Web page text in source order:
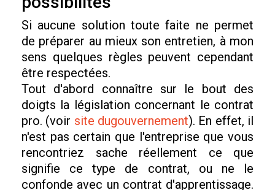
Si aucune solution toute faite ne permet
de préparer au mieux son entretien, à mon
sens quelques règles peuvent cependant
être respectées.
Tout d'abord connaître sur le bout des
doigts la législation concernant le contrat
pro. (voir site dugouvernement). En effet, il
n'est pas certain que l'entreprise que vous
rencontriez sache réellement ce que
signifie ce type de contrat, ou ne le
confonde avec un contrat d'apprentissage.